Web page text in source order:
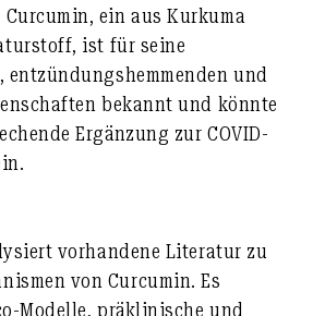
Curcumin, ein aus Kurkuma
ist für seine
und
bekannt und könnte
Ergänzung zur COVID-
vorhandene Literatur zu
von Curcumin. Es
Modelle, präklinische und